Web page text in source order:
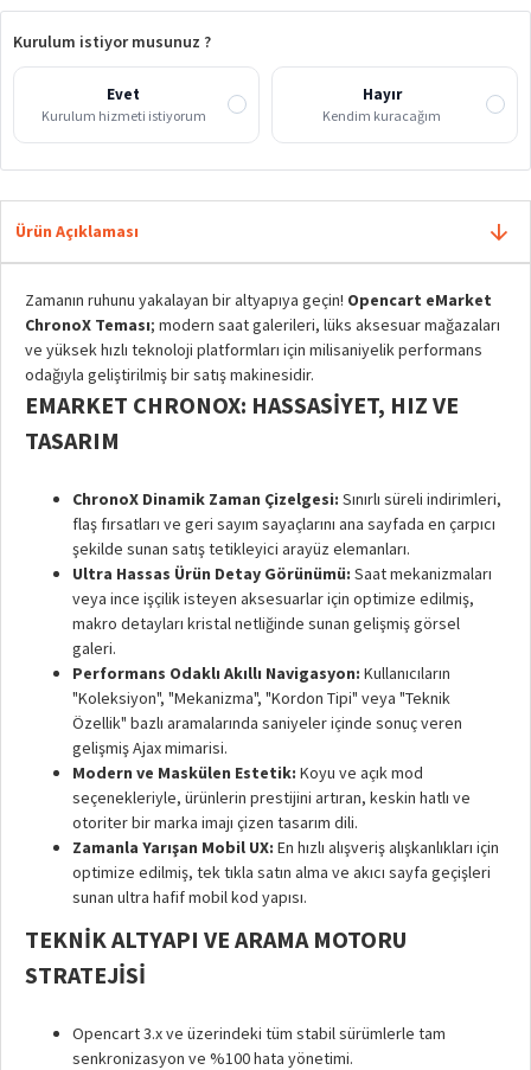
Kurulum istiyor musunuz ?
Evet
Kurulum hizmeti istiyorum
Hayır
Kendim kuracağım
Ürün Açıklaması
Zamanın ruhunu yakalayan bir altyapıya geçin! Opencart eMarket
ChronoX Teması; modern saat galerileri, lüks aksesuar mağazaları
ve yüksek hızlı teknoloji platformları için milisaniyelik performans
odağıyla geliştirilmiş bir satış makinesidir.
EMARKET CHRONOX: HASSASIYET, HIZ VE
TASARIM
ChronoX Dinamik Zaman Çizelgesi: Sınırlı süreli indirimleri,
flaş fırsatları ve geri sayım sayaçlarını ana sayfada en çarpıcı
şekilde sunan satış tetikleyici arayüz elemanları.
Ultra Hassas Ürün Detay Görünümü: Saat mekanizmaları
veya ince işçilik isteyen aksesuarlar için optimize edilmiş,
makro detayları kristal netliğinde sunan gelişmiş görsel
galeri.
Performans Odaklı Akıllı Navigasyon: Kullanıcıların
"Koleksiyon", "Mekanizma", "Kordon Tipi" veya "Teknik
Özellik" bazlı aramalarında saniyeler içinde sonuç veren
gelişmiş Ajax mimarisi.
Modern ve Maskülen Estetik: Koyu ve açık mod
seçenekleriyle, ürünlerin prestijini artıran, keskin hatlı ve
otoriter bir marka imajı çizen tasarım dili.
Zamanla Yarışan Mobil UX: En hızlı alışveriş alışkanlıkları için
optimize edilmiş, tek tıkla satın alma ve akıcı sayfa geçişleri
sunan ultra hafif mobil kod yapısı.
TEKNIK ALTYAPI VE ARAMA MOTORU
STRATEJISI
Opencart 3.x ve üzerindeki tüm stabil sürümlerle tam
senkronizasyon ve %100 hata yönetimi.